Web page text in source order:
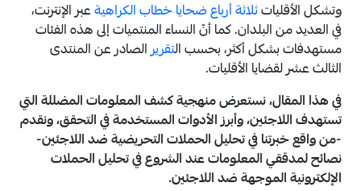
وتشكل الأقلياتثلاثة أرباع ضحايا خطاب الكراهيةعبر الإنترنت،
في العديد من البلدان. كما أنّ النساء المنتميات إلى هذه الفئات
مستهدفات بشكل أكثر، بحسب التقريرالصادر عن المنتدى
الثالث عشر لقضايا الأقليات.
في هذا المقال، نستعرض منهجية كشف المعلومات المضللة التي
تستهدف اللاجئين، وأبرز الأدوات المستخدمة في التحقق، ونقدم
-من واقع خبرتنا في تحليل الحملات التحريضية ضد اللاجئين-
نصائح لمدققي المعلومات عند الشروع في تحليل الحملات
الإلكترونية الموجهة ضد اللاجئين.